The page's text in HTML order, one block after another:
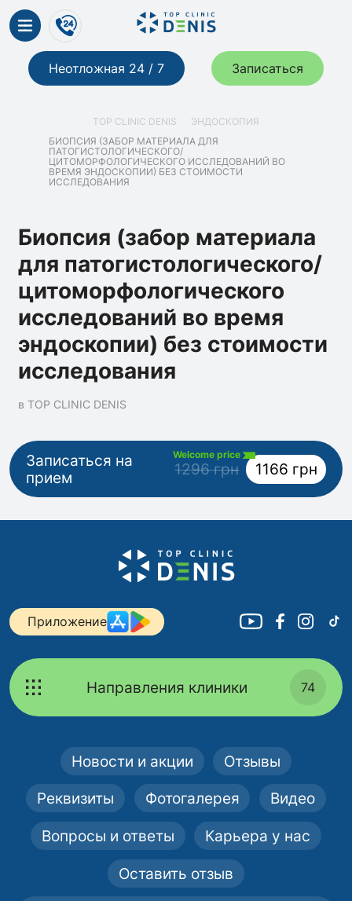
Неотложная 24 / 7 Записаться
TOP CLINIC DENIS
ЭНДОСКОПИЯ
БИОПСИЯ (ЗАБОР МАТЕРИАЛА ДЛЯ
ПАТОГИСТОЛОГИЧЕСКОГО/
ЦИТОМОРФОЛОГИЧЕСКОГО ИССЛЕДОВАНИЙ ВО
ВРЕМЯ ЭНДОСКОПИИ) БЕЗ СТОИМОСТИ
ИССЛЕДОВАНИЯ
Биопсия (забор материала
для патогистологического/
цитоморфологического
исследований во время
эндоскопии) без стоимости
исследования
в TOP CLINIC DENIS
Записаться на
прием
Welcome price
1296 грн 1166 грн
Приложение
Направления клиники 74
Новости и акции Отзывы
Реквизиты Фотогалерея Видео
Вопросы и ответы Карьера у нас
Оставить отзыв